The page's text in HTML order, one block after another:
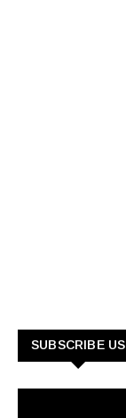
SUBSCRIBE US